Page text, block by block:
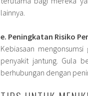
lainnya.
e. Peningkatan Risiko
Kebiasaan
penyakit jantung. Gula
berhubungan dengan